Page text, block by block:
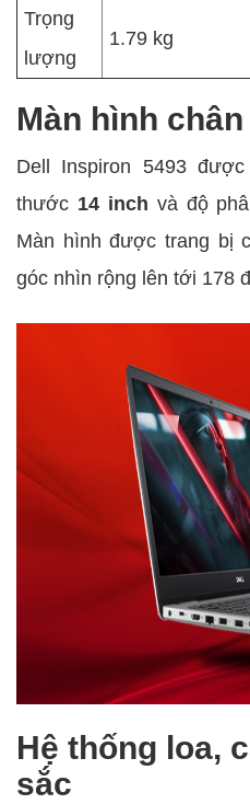
Trọng
lượng
1.79 kg
Màn hình
Dell Inspiron 5493
thước 14 inch và độ
Màn hình được trang bị
góc nhìn rộng lên tới 178
Hệ thống loa,
sắc